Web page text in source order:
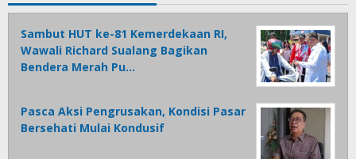
Sambut HUT ke-81 Kemerdekaan RI,
Wawali Richard Sualang Bagikan
Bendera Merah Pu…
Pasca Aksi Pengrusakan, Kondisi Pasar
Bersehati Mulai Kondusif